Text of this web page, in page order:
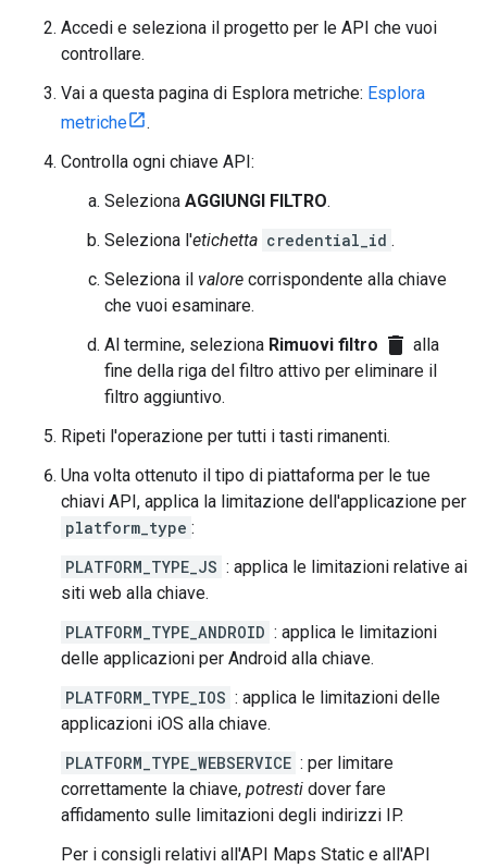
Accedi e seleziona il progetto per le API che vuoi
controllare.
Vai a questa pagina di Esplora metriche: Esplora
metriche
.
Controlla ogni chiave API:
Seleziona AGGIUNGI FILTRO.
Seleziona l'etichetta credential_id .
Seleziona il valore corrispondente alla chiave
che vuoi esaminare.
Al termine, seleziona Rimuovi filtro delete alla
fine della riga del filtro attivo per eliminare il
filtro aggiuntivo.
Ripeti l'operazione per tutti i tasti rimanenti.
Una volta ottenuto il tipo di piattaforma per le tue
chiavi API, applica la limitazione dell'applicazione per
platform_type :
PLATFORM_TYPE_JS : applica le limitazioni relative ai
siti web alla chiave.
PLATFORM_TYPE_ANDROID : applica le limitazioni
delle applicazioni per Android alla chiave.
PLATFORM_TYPE_IOS : applica le limitazioni delle
applicazioni iOS alla chiave.
PLATFORM_TYPE_WEBSERVICE : per limitare
correttamente la chiave, potresti dover fare
affidamento sulle limitazioni degli indirizzi IP.
Per i consigli relativi all'API Maps Static e all'API